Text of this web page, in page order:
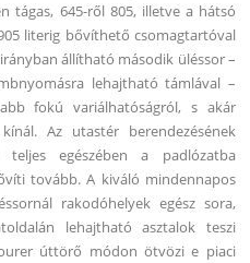
tágas, 645-ről 805, illetve a hátsó
literig bővíthető csomagtartóval
állítható második üléssor –
lehajtható támlával –
fokú variálhatóságról, s akár
Az utastér berendezésének
egészében a padlózatba
tovább. A kiváló mindennapos
rakodóhelyek egész sora,
lehajtható asztalok teszi
úttörő módon ötvözi e piaci